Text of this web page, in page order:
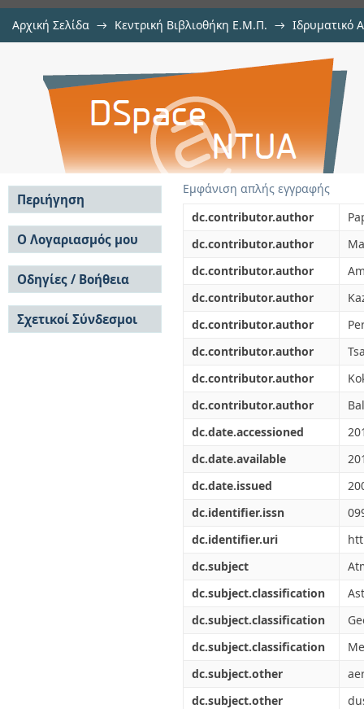
Αρχική Σελίδα → Κεντρική Βιβλιοθήκη Ε.Μ.Π. → Ιδρυματικό
Systematic lidar observations of
the frame of EARLINET project
Εμφάνιση απλής εγγραφής
dc.contributor.author
dc.contributor.author
dc.contributor.author
dc.contributor.author
dc.contributor.author
dc.contributor.author
dc.contributor.author
dc.contributor.author
dc.date.accessioned
dc.date.available
dc.date.issued
dc.identifier.issn
dc.identifier.uri
dc.subject
dc.subject.classification
dc.subject.classification
dc.subject.classification
dc.subject.other
dc.subject.other
Περιήγηση
Σε όλο το DSpace
Κοινότητες & Συλλογές
Ανά Ημερομηνία
Έκδοσης
Συγγραφείς
Τίτλοι
Θέματα
Ο Λογαριασμός μου
Σύνδεση
Εγγραφή
Οδηγίες / Βοήθεια
Οδηγίες Υποβολής
Οδηγίες Χρήσης ΙΑ
Συχνές Ερωτήσεις
Σχετικοί Σύνδεσμοι